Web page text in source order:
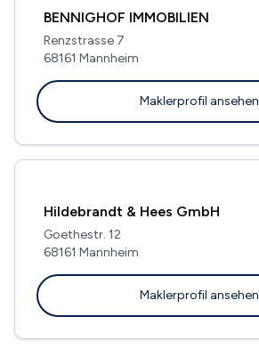
BENNIGHOF IMMOBILIEN
Renzstrasse 7
68161 Mannheim
Maklerprofil ansehen
Hildebrandt & Hees GmbH
Goethestr. 12
68161 Mannheim
Maklerprofil ansehen